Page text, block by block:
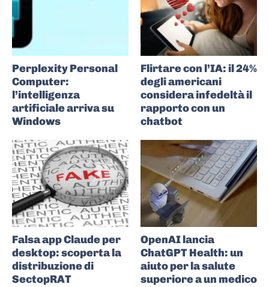
Perplexity Personal
Computer:
l’intelligenza
artificiale arriva su
Windows
Flirtare con l’IA: il 24%
degli americani
considera infedeltà il
rapporto con un
chatbot
Falsa app Claude per
desktop: scoperta la
distribuzione di
SectopRAT
OpenAI lancia
ChatGPT Health: un
aiuto per la salute
superiore a un medico